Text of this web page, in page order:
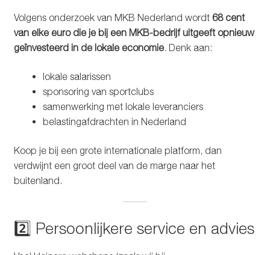
Volgens onderzoek van MKB Nederland wordt 68 cent
van elke euro die je bij een MKB-bedrijf uitgeeft opnieuw
geïnvesteerd in de lokale economie. Denk aan:
lokale salarissen
sponsoring van sportclubs
samenwerking met lokale leveranciers
belastingafdrachten in Nederland
Koop je bij een grote internationale platform, dan
verdwijnt een groot deel van de marge naar het
buitenland.
2️⃣ Persoonlijkere service en advies